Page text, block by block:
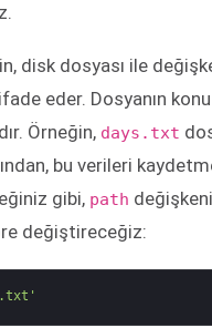
disk dosyası ile
eder. Dosyanın
Örneğin, days.txt
bu verileri
gibi, path
değiştireceğiz: